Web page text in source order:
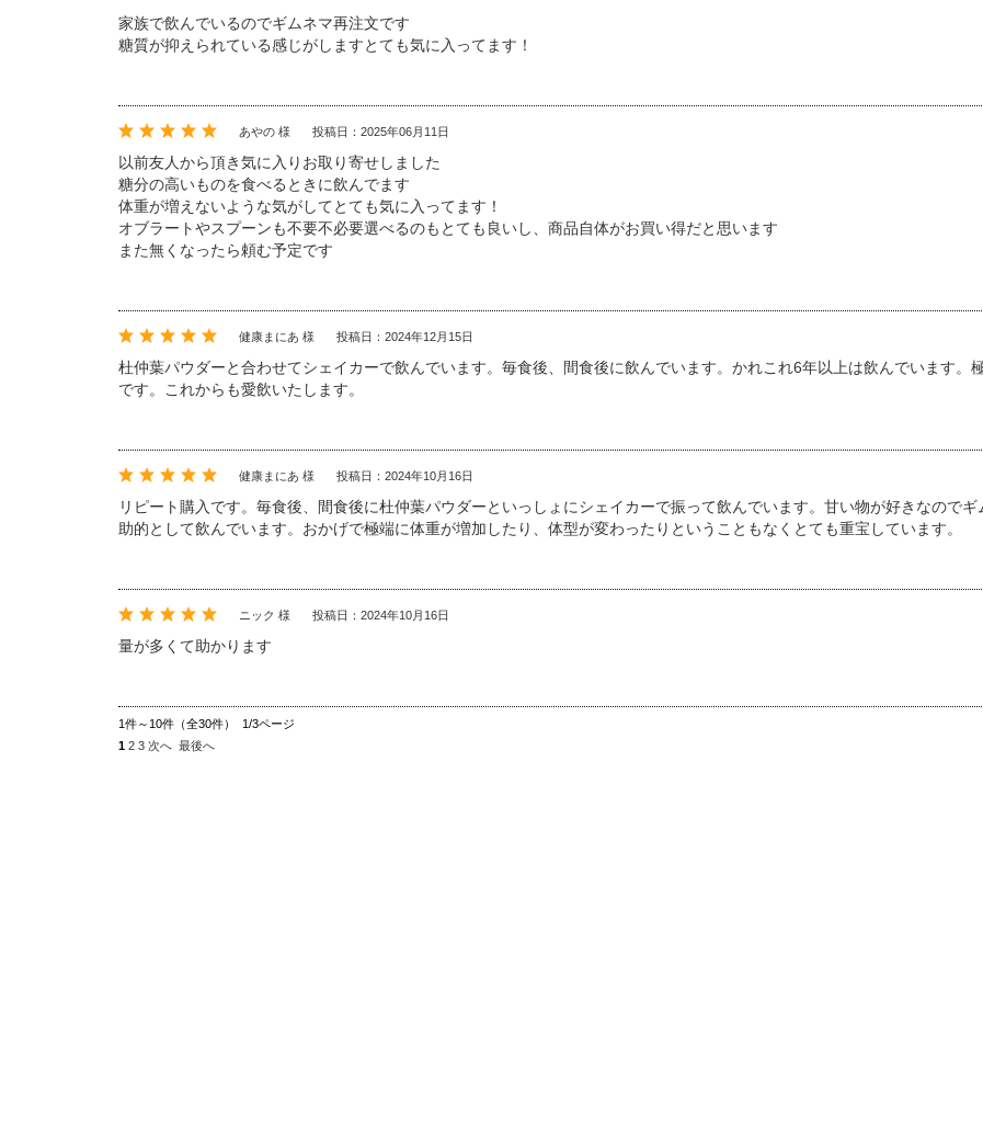
家族で飲んでいるのでギムネマ再注文です
糖質が抑えられている感じがしますとても気に入ってます！
あやの 様 投稿日：2025年06月11日
以前友人から頂き気に入りお取り寄せしました
糖分の高いものを食べるときに飲んでます
体重が増えないような気がしてとても気に入ってます！
オブラートやスプーンも不要不必要選べるのもとても良いし、商品自体がお買い得だと思います
また無くなったら頼む予定です
健康まにあ 様 投稿日：2024年12月15日
杜仲葉パウダーと合わせてシェイカーで飲んでいます。毎食後、間食後に飲んでいます。かれこれ6年以上は飲んでいます。
です。これからも愛飲いたします。
健康まにあ 様 投稿日：2024年10月16日
リピート購入です。毎食後、間食後に杜仲葉パウダーといっしょにシェイカーで振って飲んでいます。甘い物が好きなので
助的として飲んでいます。おかげで極端に体重が増加したり、体型が変わったりということもなくとても重宝しています。
ニック 様 投稿日：2024年10月16日
量が多くて助かります
1件～10件（全30件） 1/3ページ
1 2 3 次へ 最後へ